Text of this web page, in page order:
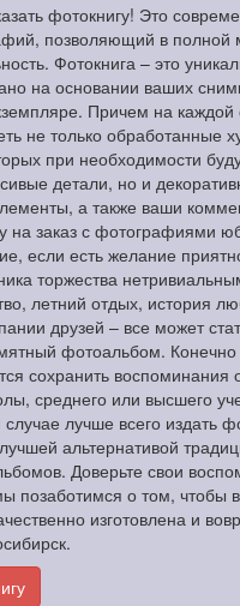
фотокнигу! Это
позволяющий в полной
Фотокнига – это
на основании ваших
Причем на каждой
не только обработанные
при необходимости
детали, но и
а также ваши
на заказ с фотографиями
если есть желание
торжества
летний отдых, история
друзей – все может
фотоальбом.
сохранить воспоминания
среднего или высшего
лучше всего издать
альтернативой
Доверьте свои
позаботимся о том, чтобы
изготовлена и